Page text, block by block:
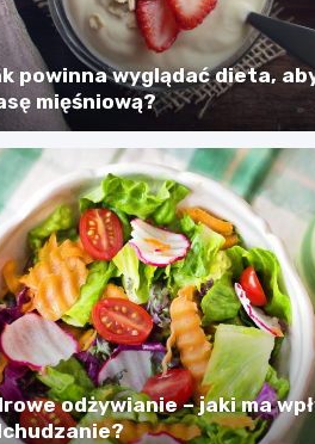
powinna wyglądać dieta,
mięśniową?
odżywianie – jaki ma